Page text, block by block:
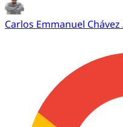
Carlos Emmanuel